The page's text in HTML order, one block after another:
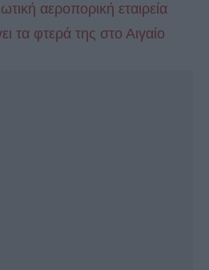
αεροπορική εταιρεία
τα φτερά της στο Αιγαίο